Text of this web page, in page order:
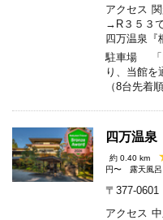
アクセス
→R３５３
四万温泉『
駐車場
り、当館を
（8台先着順
四万温
約 0.40 km
円〜
露天風呂
〒377-0601
アクセス